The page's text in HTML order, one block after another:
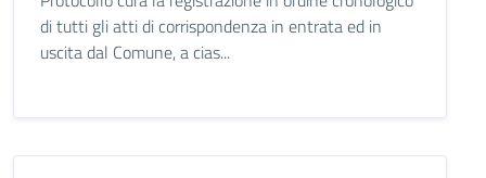
di tutti gli atti di corrispondenza in entrata ed in
uscita dal Comune, a cias...